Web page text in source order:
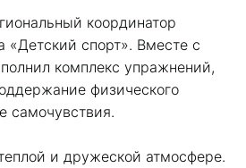
координатор
«Детский спорт». Вместе с
комплекс упражнений,
физического
самочувствия.
и дружеской атмосфере.